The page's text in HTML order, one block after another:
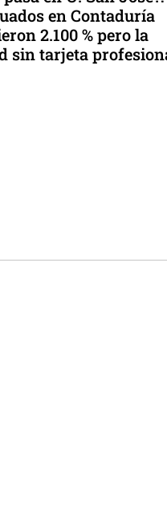
en Contaduría
2.100 % pero la
sin tarjeta